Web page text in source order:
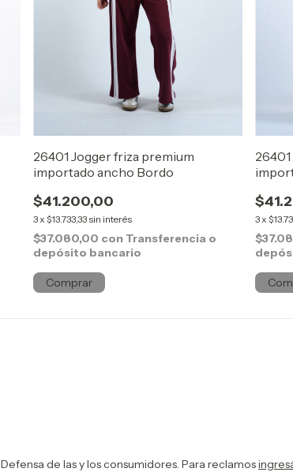
26401 Jogger friza premium
importado ancho Bordo
$41.200,00
3x $13.733,33 sin interés
$37.080,00 con Transferencia o
depósito bancario
Comprar
3x
Defensa de las y los consumidores. Para reclamos